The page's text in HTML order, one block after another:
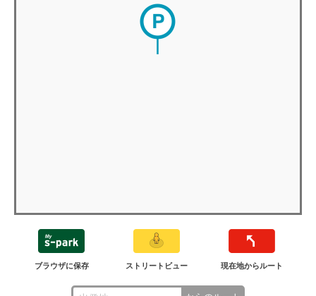
ブラウザに保存 ストリートビュー 現在地からルート